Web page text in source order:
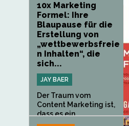
10x Marketing
Formel: Ihre
Blaupause für die
Erstellung von
„wettbewerbsfreie
n Inhalten“, die
sich...
JAY BAER
Der Traum vom
Content Marketing ist,
dass es ein...